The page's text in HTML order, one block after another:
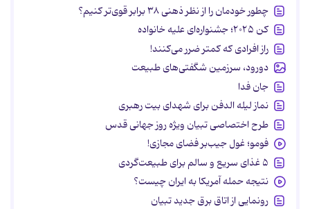
چطور خودمان را از نظر ذهنی ۳۸ برابر قوی‌تر کنیم؟
کن ۲۰۲۵؛ جشنواره‌ای علیه خانواده
راز افرادی که کمتر ضرر می‌کنند!
دورود، سرزمین شگفتی‌های طبیعت
جان فدا
نماز لیله الدفن برای شهدای بیت رهبری
طرح اختصاصی تبیان ویژه روز جهانی قدس
فومو؛ غول جیب‌بر فضای مجازی!
۵ غذای سریع و سالم برای طبیعت‌گردی
نتیجه حمله آمریکا به ایران چیست؟
رونمایی از اتاق برق جدید تبیان